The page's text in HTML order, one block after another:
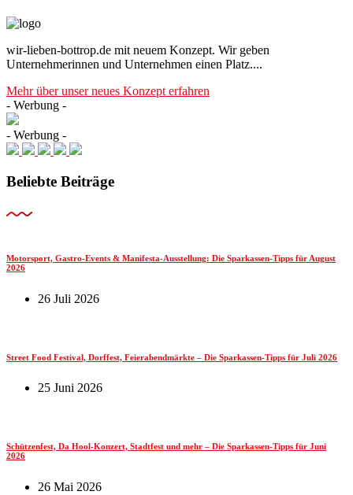
wir-lieben-bottrop.de mit neuem Konzept. Wir geben
Unternehmerinnen und Unternehmen einen Platz....
Mehr über unser neues Konzept erfahren
- Werbung -
- Werbung -
Beliebte Beiträge
Motorsport, Gastro-Events & Manifesta-Ausstellung: Die Sparkassen-Tipps für August
2026
26 Juli 2026
Street Food Festival, Dorffest, Feierabendmärkte – Die Sparkassen-Tipps für Juli 2026
25 Juni 2026
Schützenfest, Da Hool-Konzert, Stadtfest und mehr – Die Sparkassen-Tipps für Juni
2026
26 Mai 2026